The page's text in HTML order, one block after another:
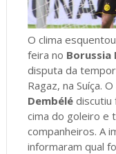
O clima
feira no Borussia
disputa da
Ragaz, na Suíça.
Dembélédiscutiu
cima do goleiro e
companheiros. A
informaram qual